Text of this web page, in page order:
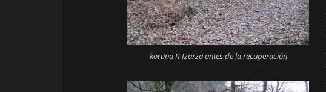
kortina II Izarza antes de la recuperación